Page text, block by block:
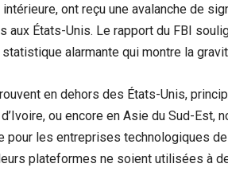
ont reçu une avalanche de
aux États-Unis. Le rapport du FBI
alarmante qui montre la
en dehors des États-Unis,
ou encore en Asie du Sud-Est,
pour les entreprises technologiques
plateformes ne soient utilisées à